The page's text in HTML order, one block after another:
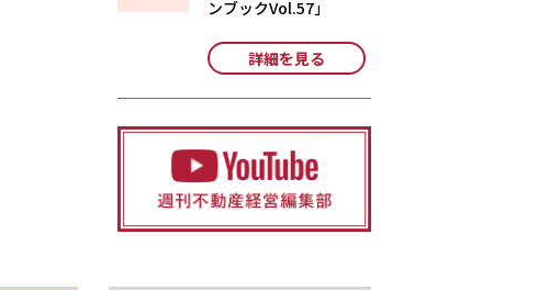
ンブックVol.57」
詳細を見る